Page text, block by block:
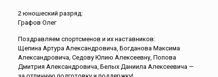
2 юношеский разряд:
Графов Олег
Поздравляем спортсменов и их наставников:
Щепина Артура Александровича, Богданова Максима
Александровича, Седову Юлию Алексеевну, Попова
Дмитрия Александровича, Белых Даниила Алексеевича —